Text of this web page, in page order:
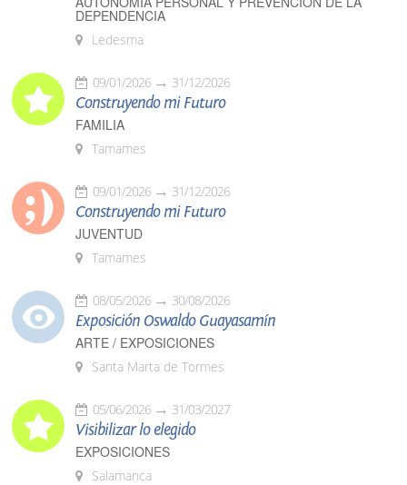
DEPENDENCIA
Ledesma
09/01/2026 31/12/2026
Construyendo mi Futuro
FAMILIA
Tamames
09/01/2026 31/12/2026
Construyendo mi Futuro
JUVENTUD
Tamames
08/05/2026 30/08/2026
Exposición Oswaldo Guayasamín
ARTE / EXPOSICIONES
Santa Marta de Tormes
05/06/2026 31/03/2027
Visibilizar lo elegido
EXPOSICIONES
Salamanca